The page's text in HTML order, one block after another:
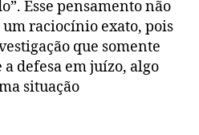
Esse pensamento não
raciocínio exato, pois
que somente
defesa em juízo, algo
situação